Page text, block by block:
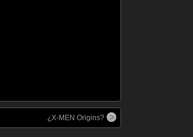
¿X-MEN Origins?